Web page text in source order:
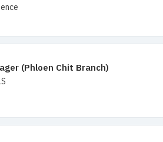
(Phloen Chit Branch)